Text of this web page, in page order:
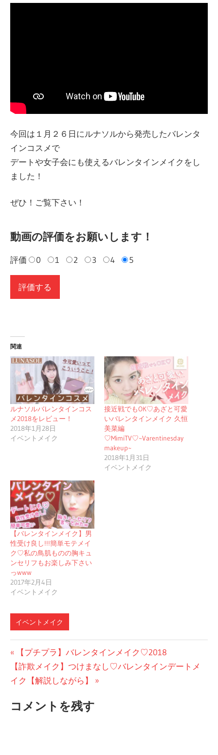
今回は１月２６日にルナソルから発売したバレンタ
インコスメで
デートや女子会にも使えるバレンタインメイクをし
ました！
ぜひ！ご覧下さい！
動画の評価をお願いします！
評価 0 1 2 3 4 5
関連
ルナソルバレンタインコス
メ2018をレビュー！
2018年1月28日
イベントメイク
接近戦でもOK♡あざと可愛
いバレンタインメイク 久恒
美菜編
♡MimiTV♡~Varentinesday
makeup~
2018年1月31日
イベントメイク
【バレンタインメイク】男
性受け良し!!!簡単モテメイ
ク♡私の鳥肌ものの胸キュ
ンセリフもお楽しみ下さい
っwww
2017年2月4日
イベントメイク
イベントメイク
投
稿
ビ
前
の
投
【プチプラ】バレンタインメイク♡2018
次
の
稿:
【詐欺メイク】つけまなし♡バレンタインデートメ
イク【解説しながら】
コメントを残す